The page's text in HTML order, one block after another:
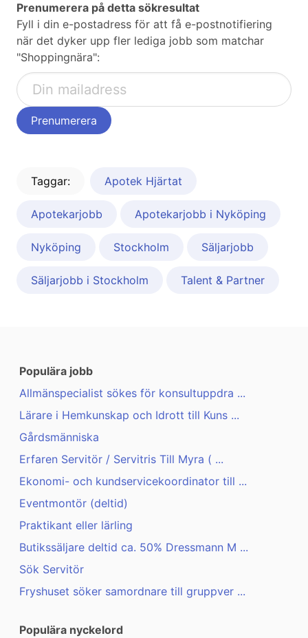
Prenumerera på detta sökresultat
Fyll i din e-postadress för att få e-postnotifiering
när det dyker upp fler lediga jobb som matchar
"Shoppingnära":
Taggar: Apotek Hjärtat
Apotekarjobb Apotekarjobb i Nyköping
Nyköping Stockholm Säljarjobb
Säljarjobb i Stockholm Talent & Partner
Populära jobb
Allmänspecialist sökes för konsultuppdra ...
Lärare i Hemkunskap och Idrott till Kuns ...
Gårdsmänniska
Erfaren Servitör / Servitris Till Myra ( ...
Ekonomi- och kundservicekoordinator till ...
Eventmontör (deltid)
Praktikant eller lärling
Butikssäljare deltid ca. 50% Dressmann M ...
Sök Servitör
Fryshuset söker samordnare till gruppver ...
Populära nyckelord